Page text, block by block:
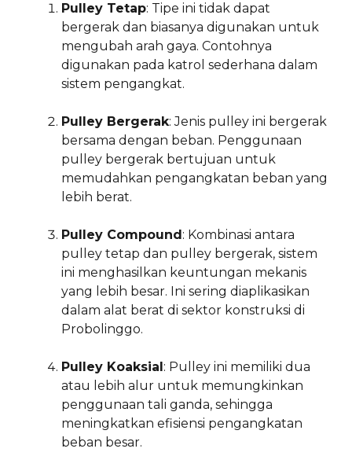
Pulley Tetap: Tipe ini tidak dapat
bergerak dan biasanya digunakan untuk
mengubah arah gaya. Contohnya
digunakan pada katrol sederhana dalam
sistem pengangkat.
Pulley Bergerak: Jenis pulley ini bergerak
bersama dengan beban. Penggunaan
pulley bergerak bertujuan untuk
memudahkan pengangkatan beban yang
lebih berat.
Pulley Compound: Kombinasi antara
pulley tetap dan pulley bergerak, sistem
ini menghasilkan keuntungan mekanis
yang lebih besar. Ini sering diaplikasikan
dalam alat berat di sektor konstruksi di
Probolinggo.
Pulley Koaksial: Pulley ini memiliki dua
atau lebih alur untuk memungkinkan
penggunaan tali ganda, sehingga
meningkatkan efisiensi pengangkatan
beban besar.